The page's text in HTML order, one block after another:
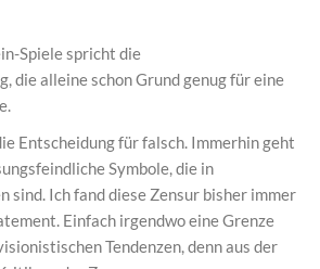
Spiele spricht die
die alleine schon Grund genug für eine
Entscheidung für falsch. Immerhin geht
Symbole, die in
sind. Ich fand diese Zensur bisher immer
Einfach irgendwo eine Grenze
Tendenzen, denn aus der